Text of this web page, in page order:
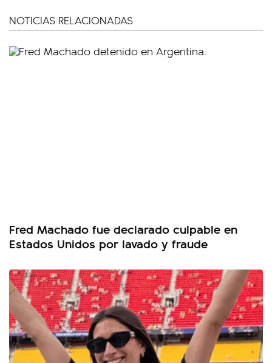
NOTICIAS RELACIONADAS
Fred Machado fue declarado culpable en
Estados Unidos por lavado y fraude